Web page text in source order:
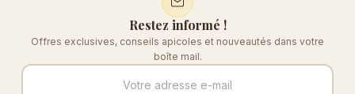
Restez informé !
Offres exclusives, conseils apicoles et nouveautés dans votre
boîte mail.